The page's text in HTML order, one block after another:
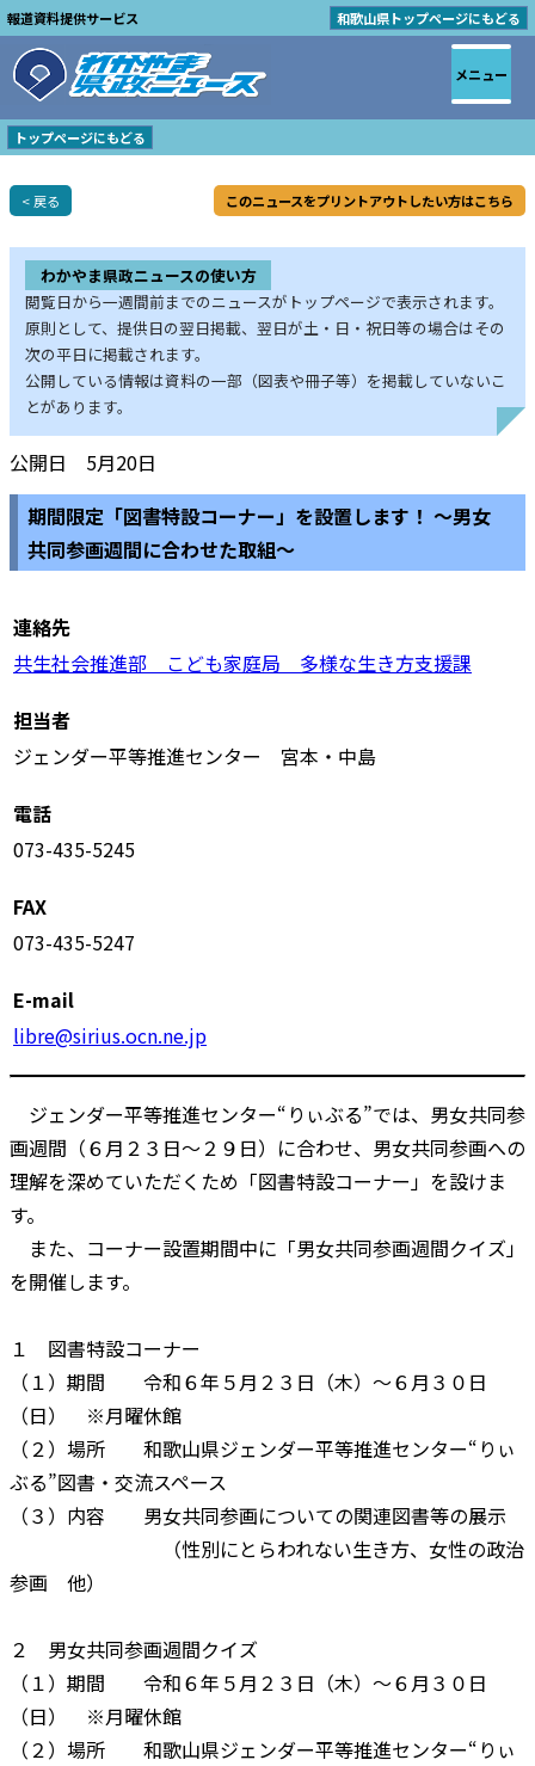
報道資料提供サービス 和歌山県トップページにもどる
トップページにもどる
< 戻る このニュースをプリントアウトしたい方はこちら
わかやま県政ニュースの使い方
閲覧日から一週間前までのニュースがトップページで表示されます。
原則として、提供日の翌日掲載、翌日が土・日・祝日等の場合はその
次の平日に掲載されます。
公開している情報は資料の一部（図表や冊子等）を掲載していないこ
とがあります。
公開日 5月20日
期間限定「図書特設コーナー」を設置します！ ～男女
共同参画週間に合わせた取組～
連絡先
共生社会推進部 こども家庭局 多様な生き方支援課
担当者
ジェンダー平等推進センター 宮本・中島
電話
073-435-5245
FAX
073-435-5247
E-mail
libre@sirius.ocn.ne.jp
ジェンダー平等推進センター“りぃぶる”では、男女共同参
画週間（６月２３日～２９日）に合わせ、男女共同参画への
理解を深めていただくため「図書特設コーナー」を設けま
す。
また、コーナー設置期間中に「男女共同参画週間クイズ」
を開催します。
１ 図書特設コーナー
（１）期間 令和６年５月２３日（木）～６月３０日
（日） ※月曜休館
（２）場所 和歌山県ジェンダー平等推進センター“りぃ
ぶる”図書・交流スペース
（３）内容 男女共同参画についての関連図書等の展示
（性別にとらわれない生き方、女性の政治
参画 他）
２ 男女共同参画週間クイズ
（１）期間 令和６年５月２３日（木）～６月３０日
（日） ※月曜休館
（２）場所 和歌山県ジェンダー平等推進センター“りぃ
メニュー